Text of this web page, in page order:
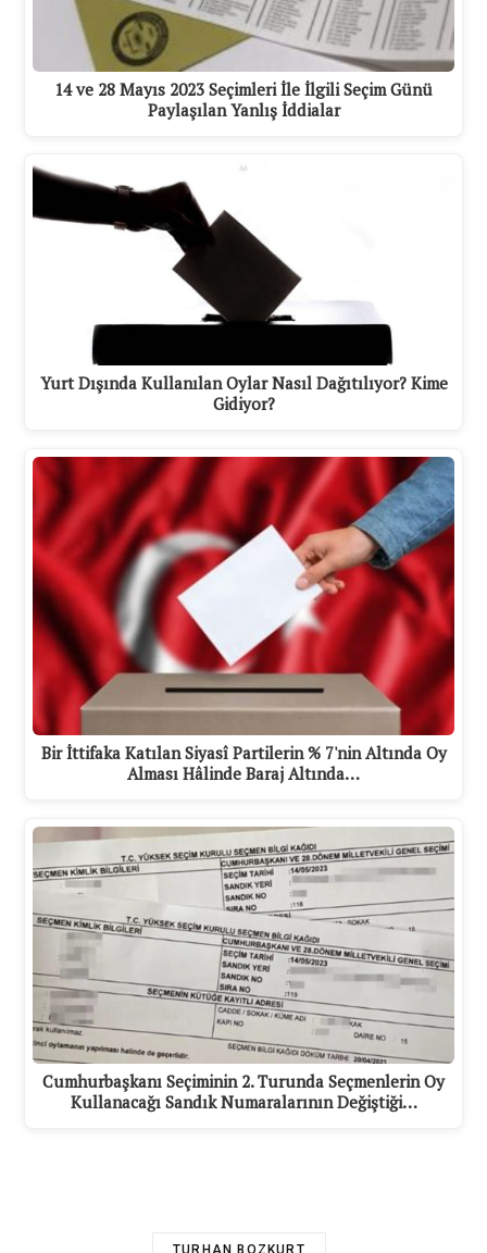
14 ve 28 Mayıs 2023 Seçimleri İle İlgili Seçim Günü
Paylaşılan Yanlış İddialar
Yurt Dışında Kullanılan Oylar Nasıl Dağıtılıyor? Kime
Gidiyor?
Bir İttifaka Katılan Siyasî Partilerin % 7'nin Altında Oy
Alması Hâlinde Baraj Altında…
Cumhurbaşkanı Seçiminin 2. Turunda Seçmenlerin Oy
Kullanacağı Sandık Numaralarının Değiştiği…